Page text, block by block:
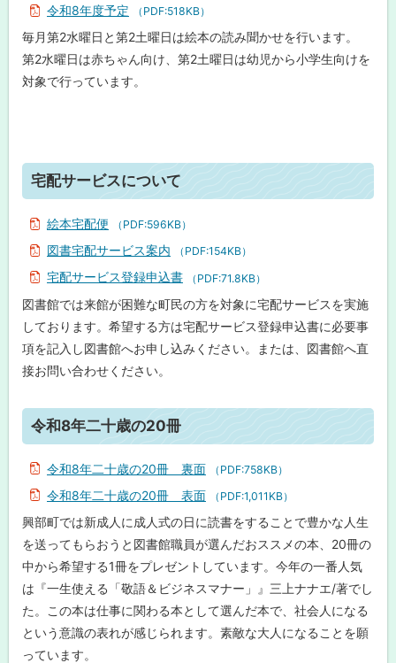
お
ら
せ
ス
に
て
令
和
8
年
二
十
歳
の
2
プ
令和8年度予定 （PDF:518KB）
毎月第2水曜日と第2土曜日は絵本の読み聞かせを行います。
第2水曜日は赤ちゃん向け、第2土曜日は幼児から小学生向けを
対象で行っています。
ト
ッ
プ
る
宅配サービスについて
絵本宅配便 （PDF:596KB）
図書宅配サービス案内 （PDF:154KB）
宅配サービス登録申込書 （PDF:71.8KB）
図書館では来館が困難な町民の方を対象に宅配サービスを実施
しております。希望する方は宅配サービス登録申込書に必要事
項を記入し図書館へお申し込みください。または、図書館へ直
接お問い合わせください。
ッ
プ
に
る
令和8年二十歳の20冊
令和8年二十歳の20冊 裏面 （PDF:758KB）
令和8年二十歳の20冊 表面 （PDF:1,011KB）
興部町では新成人に成人式の日に読書をすることで豊かな人生
を送ってもらおうと図書館職員が選んだおススメの本、20冊の
中から希望する1冊をプレゼントしています。今年の一番人気
は『一生使える「敬語＆ビジネスマナー」』三上ナナエ/著でし
た。この本は仕事に関わる本として選んだ本で、社会人になる
という意識の表れが感じられます。素敵な大人になることを願
っています。